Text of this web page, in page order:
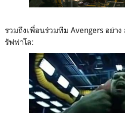
รวมถึงเพื่อนร่วมทีม Avengers อย่า
รัฟฟาโล: